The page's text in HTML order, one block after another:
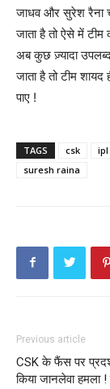
जाधव और सुरेश रैना
जाता है तो ऐसे में टीम
अब कुछ ज़्यादा
जाता है तो टीम
पाए !
TAGS csk ipl
suresh raina
Previous article
CSK के फैंस पर
किया जानलेवा हमला !